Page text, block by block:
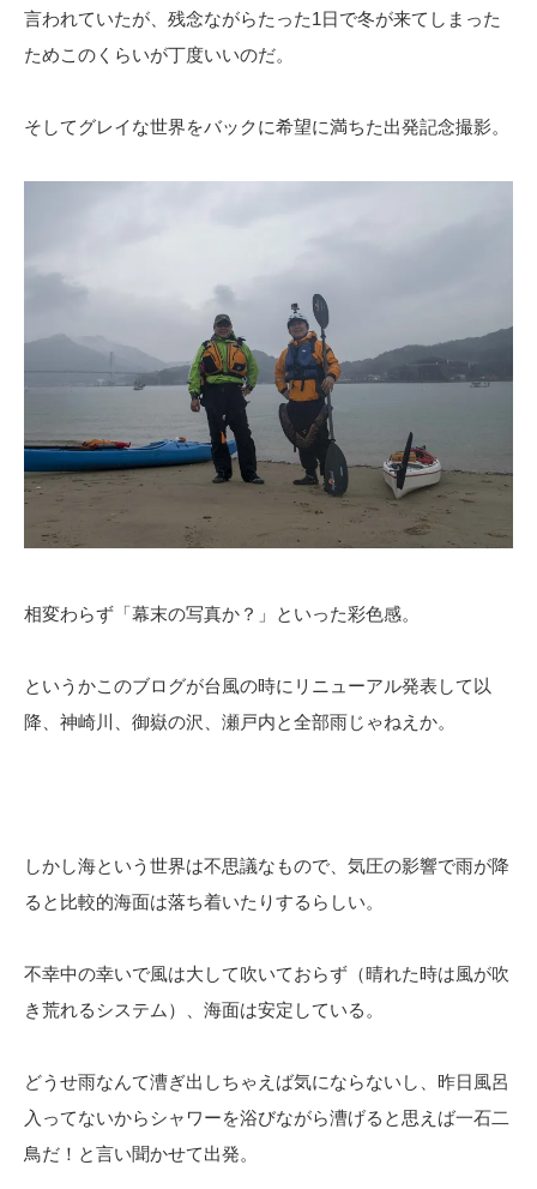
言われていたが、残念ながらたった1日で冬が来てしまった
ためこのくらいが丁度いいのだ。
そしてグレイな世界をバックに希望に満ちた出発記念撮影。
相変わらず「幕末の写真か？」といった彩色感。
というかこのブログが台風の時にリニューアル発表して以
降、神崎川、御嶽の沢、瀬戸内と全部雨じゃねえか。
しかし海という世界は不思議なもので、気圧の影響で雨が降
ると比較的海面は落ち着いたりするらしい。
不幸中の幸いで風は大して吹いておらず（晴れた時は風が吹
き荒れるシステム）、海面は安定している。
どうせ雨なんて漕ぎ出しちゃえば気にならないし、昨日風呂
入ってないからシャワーを浴びながら漕げると思えば一石二
鳥だ！と言い聞かせて出発。